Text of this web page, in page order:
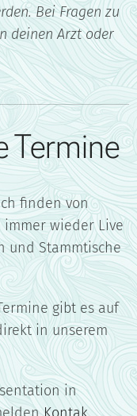
Bei Fragen zu
deinen Arzt oder
Termine
finden von
immer wieder Live
und Stammtische
gibt es auf
in unserem
in